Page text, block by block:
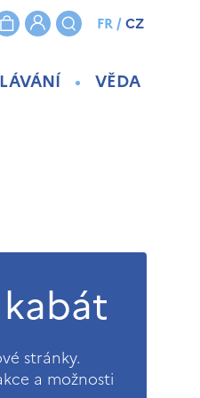
VĚDA
FR/CZ
stránky.
a možnosti